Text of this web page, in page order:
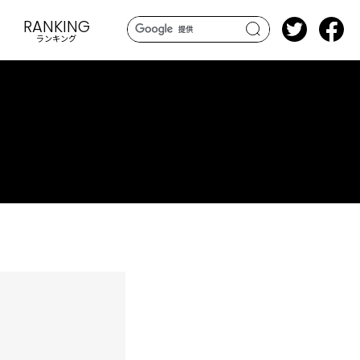
search
RANKING
ランキング